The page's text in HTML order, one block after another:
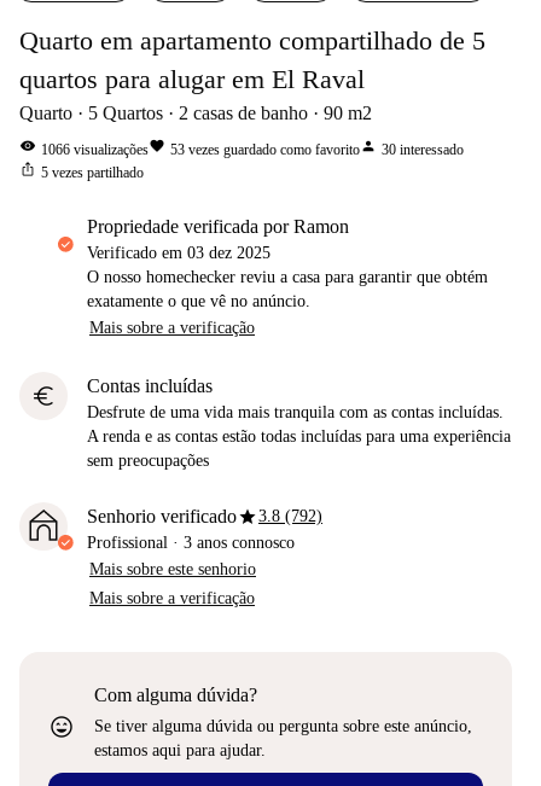
Quarto em apartamento compartilhado de 5
quartos para alugar em El Raval
Quarto 5 Quartos 2 casas de banho 90 m2
visibility 1066 visualizaçõesfavorite 53 vezes guardado como favoritoperson 30 interessado
ios_share 5 vezes partilhado
propriedade verificada por Ramon
Verificado em 03 dez 2025
O nosso homechecker reviu a casa para garantir que obtém
exatamente o que vê no anúncio.
Mais sobre a verificação
euro Contas incluídas
Desfrute de uma vida mais tranquila com as contas incluídas.
A renda e as contas estão todas incluídas para uma experiência
sem preocupações
Senhorio verificadostar3.8 (792)
Profissional · 3 anos connosco
Mais sobre este senhorio
Mais sobre a verificação
sentiment_very_satisfied
Com alguma dúvida?
Se tiver alguma dúvida ou pergunta sobre este anúncio,
estamos aqui para ajudar.